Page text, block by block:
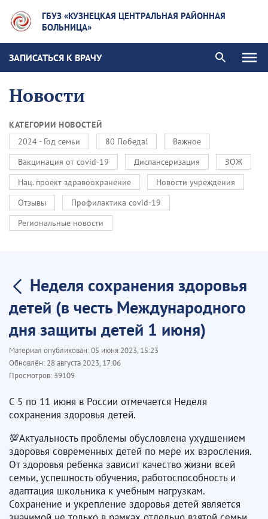
ГБУЗ «КУЗНЕЦКАЯ ЦЕНТРАЛЬНАЯ РАЙОННАЯ
БОЛЬНИЦА»
ЗАПИСАТЬСЯ К ВРАЧУ
Новости
КАТЕГОРИИ НОВОСТЕЙ
2024 - Год семьи
80 Победа!
Важное
Вакцинация от covid-19
Диспансеризация
ЗОЖ
Нац. проект здравоохранение
Новости учреждения
Отзывы
Профилактика covid-19
Региональные новости
Неделя сохранения здоровья
детей (в честь Международного
дня защиты детей 1 июня)
Материал опубликован:05 июня 2023, 15:23
Обновлён: 28 августа 2023, 17:06
Просмотров: 39109
С 5 по 11 июня в России отмечается Неделя
сохранения здоровья детей.
💯Актуальность проблемы обусловлена ухудшением
здоровья современных детей по мере их взросления.
От здоровья ребенка зависит качество жизни всей
семьи, успешность обучения, работоспособность и
адаптация школьника к учебным нагрузкам.
Сохранение и укрепление здоровья детей является